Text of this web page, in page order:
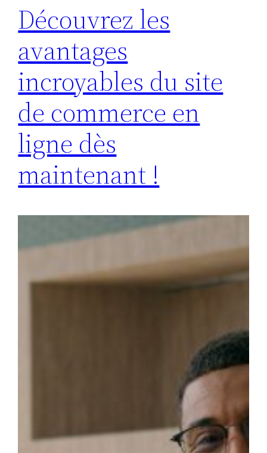
Découvrez les
avantages
incroyables du site
de commerce en
ligne dès
maintenant !